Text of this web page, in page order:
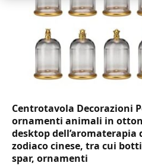
Centrotavola Decorazioni
ornamenti animali in
desktop dell’aromaterapia
zodiaco cinese, tra cui
spar, ornamenti